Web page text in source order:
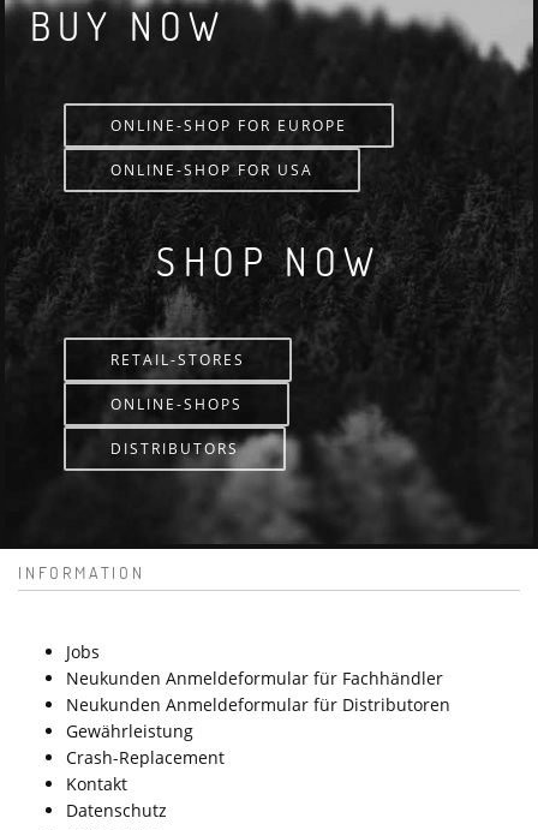
BUY NOW
ONLINE-SHOP FOR EUROPE
ONLINE-SHOP FOR USA
SHOP NOW
RETAIL-STORES
ONLINE-SHOPS
DISTRIBUTORS
INFORMATION
Jobs
Neukunden Anmeldeformular für Fachhändler
Neukunden Anmeldeformular für Distributoren
Gewährleistung
Crash-Replacement
Kontakt
Datenschutz